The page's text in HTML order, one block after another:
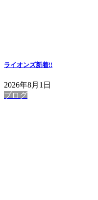
ライオンズ新着!!
2026年8月1日
ブログ